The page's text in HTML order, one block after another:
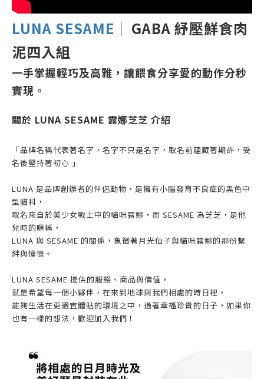
LUNA SESAME ｜ GABA 紓壓鮮食肉
泥四入組
一手掌握輕巧及高雅，讓餵食分享愛的動作分秒
實現。
關於 LUNA SESAME 露娜芝芝 介紹
「品牌名稱代表著名字，名字不只是名字， 取名前蘊藏著期許，受
名後堅持著初心 ｣
LUNA 是品牌創辦者的伴侶動物，是擁有小腦發育不良症的黑色中
型貓科，
取名來自於美少女戰士中的貓咪露娜，而 SESAME 為芝芝，是他
兒時的暱稱，
LUNA 與 SESAME 的關係，象徵著月光仙子與貓咪露娜的那份繫
絆與憧憬。
LUNA SESAME 提供的服務、商品與價值，
就是希望每一個小夥伴，在來到地球與我們相處的時日裡，
能夠生活在更適宜體貼的環境之中，過著幸福珍貴的日子，如果你
也有一樣的想法，歡迎加入我們 !